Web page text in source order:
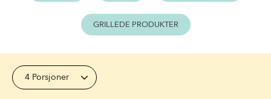
GRILLEDE PRODUKTER
4 Porsjoner